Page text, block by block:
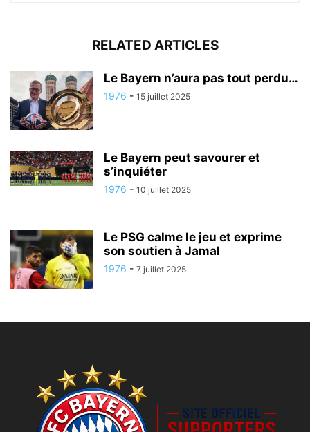
RELATED ARTICLES
Le Bayern n’aura pas tout perdu…
1976 - 15 juillet 2025
Le Bayern peut savourer et
s’inquiéter
1976 - 10 juillet 2025
Le PSG calme le jeu et exprime
son soutien à Jamal
1976 - 7 juillet 2025